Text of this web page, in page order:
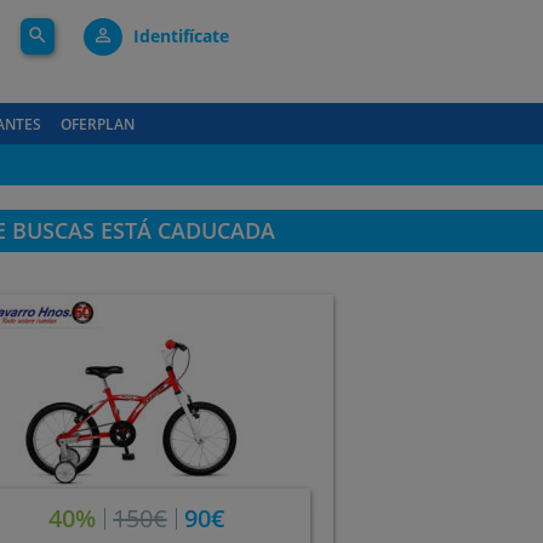
search person_outline Identifícate
OFERPLAN
ESTÁ CADUCADA
40% 150€ 90€